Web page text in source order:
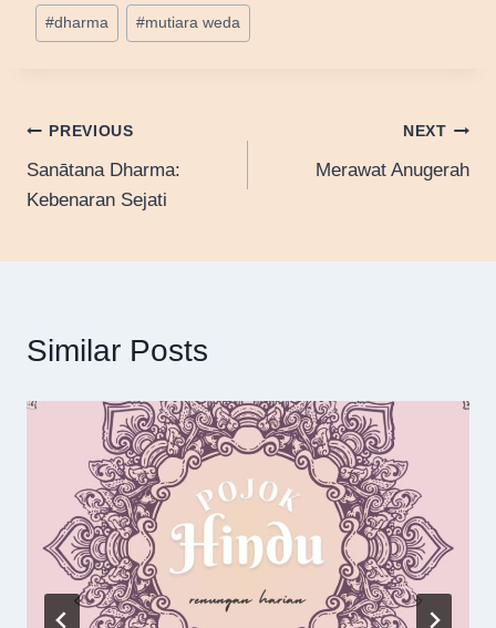
Post
Tags:
#dharma #mutiara weda
Post
navigation
PREVIOUS
Sanātana Dharma:
Kebenaran Sejati
NEXT
Merawat Anugerah
Similar Posts